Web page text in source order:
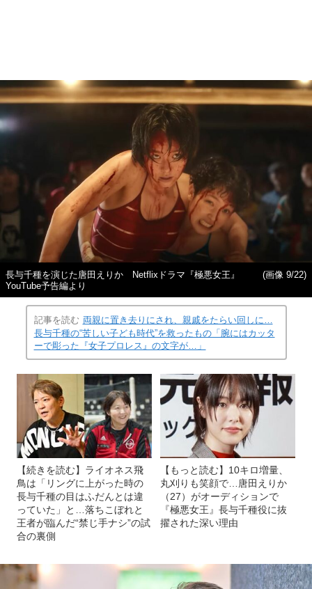
長与千種を演じた唐田えりか Netflixドラマ『極悪女王』
YouTube予告編より
(画像 9/22)
記事を読む 両親に置き去りにされ、親戚をたらい回しに…
長与千種の“苦しい子ども時代”を救ったもの「腕にはカッタ
ーで彫った『女子プロレス』の文字が…」
【続きを読む】ライオネス飛
鳥は「リングに上がった時の
長与千種の目はふだんとは違
っていた」と…落ちこぼれと
王者が臨んだ“禁じ手ナシ”の試
合の裏側
【もっと読む】10キロ増量、
丸刈りも笑顔で…唐田えりか
（27）がオーディションで
『極悪女王』長与千種役に抜
擢された深い理由